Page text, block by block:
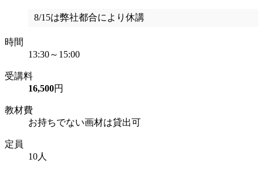
8/15は弊社都合により休講
時間
13:30～15:00
受講料
16,500円
教材費
お持ちでない画材は貸出可
定員
10人